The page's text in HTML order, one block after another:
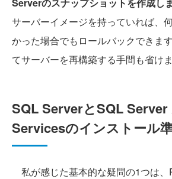
サーバーイメージを持っていれば、
かった場合でもロールバックできま
てサーバーを再構築する手間も省けま
SQL ServerとSQL
Servicesのインストール
私が感じた基本的な疑問の1つは